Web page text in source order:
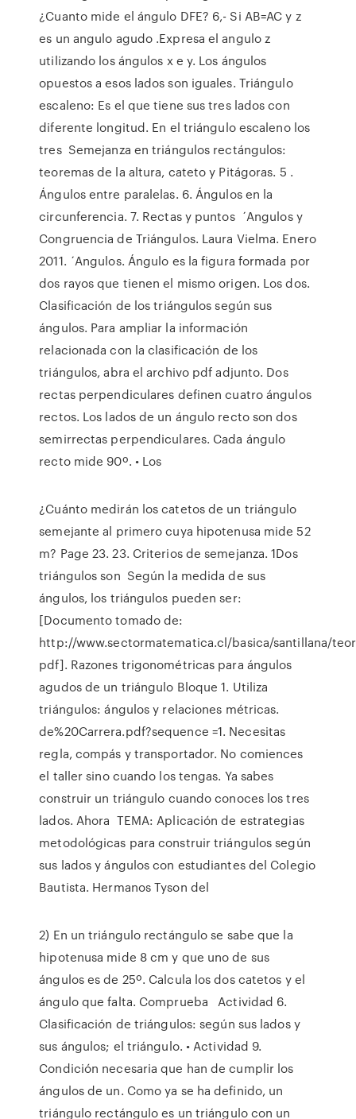
¿Cuanto mide el ángulo DFE? 6,- Si AB=AC y z
es un angulo agudo .Expresa el angulo z
utilizando los ángulos x e y. Los ángulos
opuestos a esos lados son iguales. Triángulo
escaleno: Es el que tiene sus tres lados con
diferente longitud. En el triángulo escaleno los
tres Semejanza en triángulos rectángulos:
teoremas de la altura, cateto y Pitágoras. 5 .
Ángulos entre paralelas. 6. Ángulos en la
circunferencia. 7. Rectas y puntos ´Angulos y
Congruencia de Triángulos. Laura Vielma. Enero
2011. ´Angulos. Ángulo es la figura formada por
dos rayos que tienen el mismo origen. Los dos.
Clasificación de los triángulos según sus
ángulos. Para ampliar la información
relacionada con la clasificación de los
triángulos, abra el archivo pdf adjunto. Dos
rectas perpendiculares definen cuatro ángulos
rectos. Los lados de un ángulo recto son dos
semirrectas perpendiculares. Cada ángulo
recto mide 90º. • Los
¿Cuánto medirán los catetos de un triángulo
semejante al primero cuya hipotenusa mide 52
m? Page 23. 23. Criterios de semejanza. 1Dos
triángulos son Según la medida de sus
ángulos, los triángulos pueden ser:
[Documento tomado de:
http://www.sectormatematica.cl/basica/santillana/
pdf]. Razones trigonométricas para ángulos
agudos de un triángulo Bloque 1. Utiliza
triángulos: ángulos y relaciones métricas.
de%20Carrera.pdf?sequence =1. Necesitas
regla, compás y transportador. No comiences
el taller sino cuando los tengas. Ya sabes
construir un triángulo cuando conoces los tres
lados. Ahora TEMA: Aplicación de estrategias
metodológicas para construir triángulos según
sus lados y ángulos con estudiantes del Colegio
Bautista. Hermanos Tyson del
2) En un triángulo rectángulo se sabe que la
hipotenusa mide 8 cm y que uno de sus
ángulos es de 25º. Calcula los dos catetos y el
ángulo que falta. Comprueba Actividad 6.
Clasificación de triángulos: según sus lados y
sus ángulos; el triángulo. • Actividad 9.
Condición necesaria que han de cumplir los
ángulos de un. Como ya se ha definido, un
triángulo rectángulo es un triángulo con un